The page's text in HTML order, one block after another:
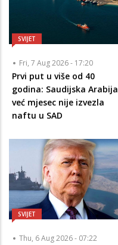
SVIJET
Fri, 7 Aug 2026 - 17:20
Prvi put u više od 40
godina: Saudijska Arabija
već mjesec nije izvezla
naftu u SAD
SVIJET
Thu, 6 Aug 2026 - 07:22